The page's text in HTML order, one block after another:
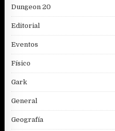
Dungeon 20
Editorial
Eventos
Físico
Gark
General
Geografía